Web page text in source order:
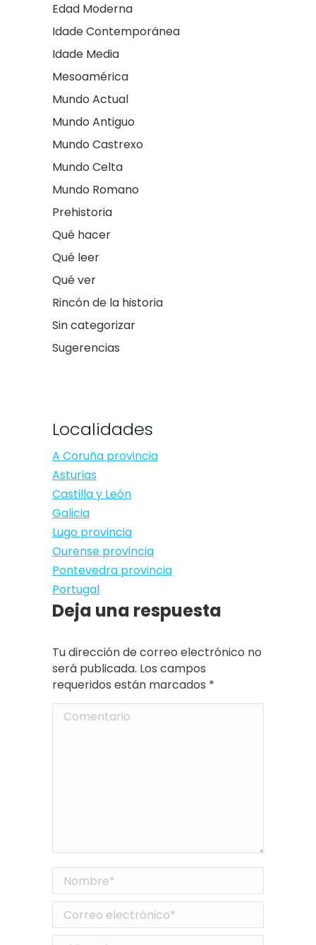
Edad Moderna
Idade Contemporánea
Idade Media
Mesoamérica
Mundo Actual
Mundo Antiguo
Mundo Castrexo
Mundo Celta
Mundo Romano
Prehistoria
Qué hacer
Qué leer
Qué ver
Rincón de la historia
Sin categorizar
Sugerencias
Localidades
A Coruña provincia
Asturias
Castilla y León
Galicia
Lugo provincia
Ourense provincia
Pontevedra provincia
Portugal
Deja una respuesta
Tu dirección de correo electrónico no
será publicada. Los campos
requeridos están marcados *
Comentario
Nombre *
Correo electrónico *